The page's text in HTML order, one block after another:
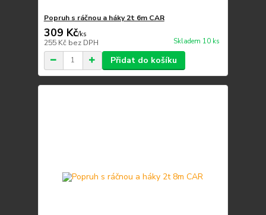
Popruh s ráčnou a háky 2t 6m CAR
309 Kč/ks
255 Kč bez DPH Skladem 10 ks
Přidat do košíku